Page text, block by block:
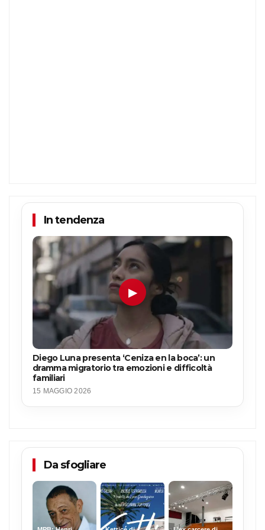
In tendenza
▶
Diego Luna presenta ‘Ceniza en la boca’: un
dramma migratorio tra emozioni e difficoltà
familiari
15 MAGGIO 2026
Da sfogliare